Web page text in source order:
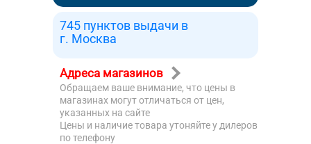
745 пунктов выдачи в
г. Москва
Адреса магазинов
Обращаем ваше внимание, что цены в
магазинах могут отличаться от цен,
указанных на сайте
Цены и наличие товара утоняйте у дилеров
по телефону